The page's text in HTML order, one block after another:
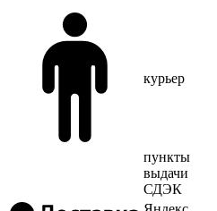
курьер
пункты
выдачи
СДЭК